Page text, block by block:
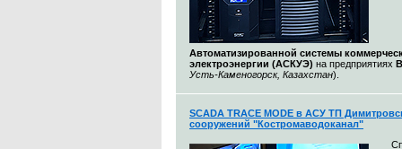
Автоматизированной системы
электроэнергии (АСКУЭ) на предприятиях
Усть-Каменогорск, Казахстан).
SCADA TRACE MODE в АСУ ТП
сооружений "Костромаводоканал"